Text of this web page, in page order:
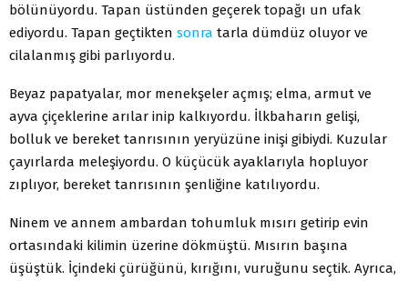
bölünüyordu. Tapan üstünden geçerek topağı un ufak
ediyordu. Tapan geçtikten sonra tarla dümdüz oluyor ve
cilalanmış gibi parlıyordu.
Beyaz papatyalar, mor menekşeler açmış; elma, armut ve
ayva çiçeklerine arılar inip kalkıyordu. İlkbaharın gelişi,
bolluk ve bereket tanrısının yeryüzüne inişi gibiydi. Kuzular
çayırlarda meleşiyordu. O küçücük ayaklarıyla hopluyor
zıplıyor, bereket tanrısının şenliğine katılıyordu.
Ninem ve annem ambardan tohumluk mısırı getirip evin
ortasındaki kilimin üzerine dökmüştü. Mısırın başına
üşüştük. İçindeki çürüğünü, kırığını, vuruğunu seçtik. Ayrıca,